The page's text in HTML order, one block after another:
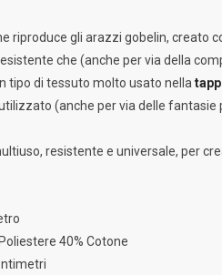
riproduce gli arazzi gobelin, creato
che (anche per via della
tipo di tessuto molto usato nella
(anche per via delle fantasie
resistente e universale, per
40% Cotone